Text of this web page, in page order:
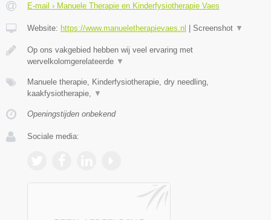
E-mail › Manuele Therapie en Kinderfysiotherapie Vaes
Website: https://www.manueletherapievaes.nl | Screenshot ▼
Op ons vakgebied hebben wij veel ervaring met
wervelkolomgerelateerde ▼
Manuele therapie, Kinderfysiotherapie, dry needling,
kaakfysiotherapie,
▼
Openingstijden onbekend
Sociale media: